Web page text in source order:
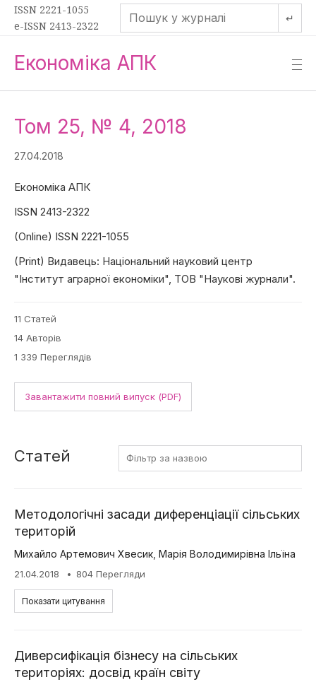
ISSN 2221-1055
e-ISSN 2413-2322
↵
Економіка АПК —
—
—
Том 25, № 4, 2018
27.04.2018
Економіка АПК
ISSN 2413-2322
(Online) ISSN 2221-1055
(Print) Видавець: Національний науковий центр
"Інститут аграрної економіки", ТОВ "Наукові журнали".
11 Статей
14 Авторів
1 339 Переглядів
Завантажити повний випуск (PDF)
Статей
Методологічні засади диференціації сільських
територій
Михайло Артемович Хвесик Марія Володимирівна Ільїна
21.04.2018 804 Перегляди
Показати цитування
Диверсифікація бізнесу на сільських
територіях: досвід країн світу